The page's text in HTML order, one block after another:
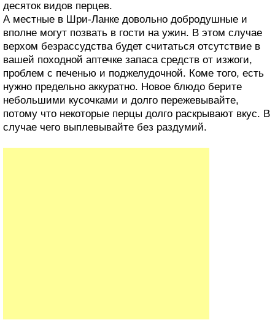
Бонус
блюдах, которые можно заказать в ресторане местного